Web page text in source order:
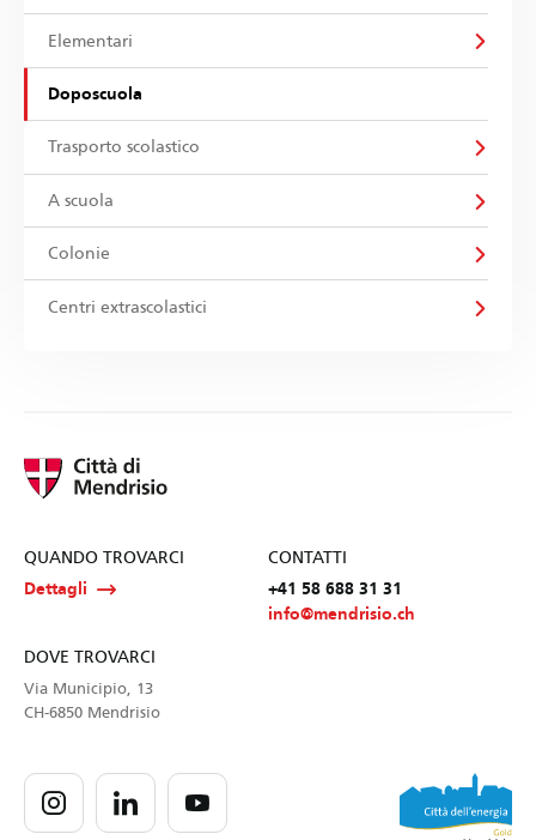
Elementari
Doposcuola
Trasporto scolastico
A scuola
Colonie
Centri extrascolastici
QUANDO TROVARCI
Dettagli
CONTATTI
+41 58 688 31 31
info@mendrisio.ch
DOVE TROVARCI
Via Municipio, 13
CH-6850 Mendrisio